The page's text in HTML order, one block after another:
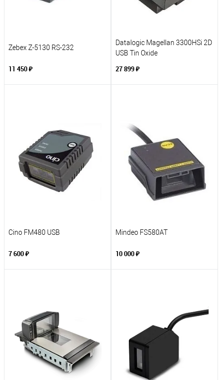
Zebex Z-5130 RS-232
11 450 ₽
Datalogic Magellan 3300HSi 2D
USB Tin Oxide
27 899 ₽
Cino FM480 USB
7 600 ₽
Mindeo FS580AT
10 000 ₽